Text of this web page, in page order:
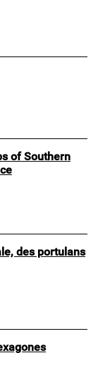
of Southern
des portulans